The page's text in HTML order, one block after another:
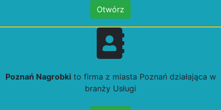
Otwórz
Poznań Nagrobkito firma z miasta Poznań działająca w
branży Usługi